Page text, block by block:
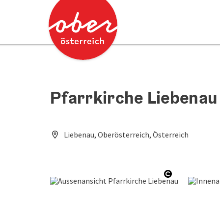
Zum Inhalt
Zum Seitenanfang Accesskey
Pfarrkirche Liebenau
Liebenau, Oberösterreich, Österreich
Copyright